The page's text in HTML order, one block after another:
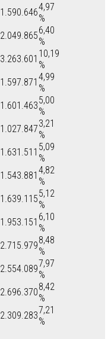
1.590.6464,97
%
2.049.8656,40
%
3.263.601 10,19
%
1.597.871 4,99
%
1.601.4635,00
%
1.027.8473,21
%
1.631.511 5,09
%
1.543.881 4,82
%
1.639.1155,12
%
1.953.151 6,10
%
2.715.9798,48
%
2.554.0897,97
%
2.696.3708,42
%
2.309.2837,21
%